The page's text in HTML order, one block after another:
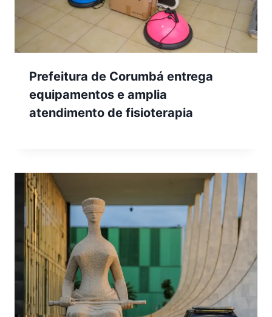
Prefeitura de Corumbá entrega
equipamentos e amplia
atendimento de fisioterapia